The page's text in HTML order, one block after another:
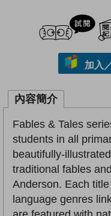
加入
內容簡介
Fables & Tales
students in all
beautifully-
traditional fables
Anderson. Each
language genres